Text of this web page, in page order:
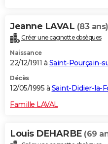
Jeanne LAVAL (83 ans)
Créer une cagnotte obsèques
Naissance
22/12/1911 à Saint-Pourçain-
Décès
12/05/1995 à Saint-Didier-la-
Famille LAVAL
Louis DEHARBE (69